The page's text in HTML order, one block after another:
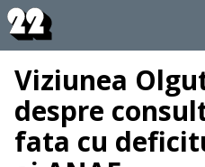
Viziunea
despre
fata cu